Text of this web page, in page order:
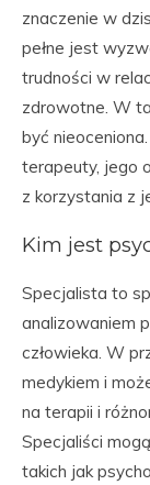
znaczenie w
pełne jest
trudności w
zdrowotne. W
być
terapeuty, jego
z korzystania z
Kim jest
Specjalista to
analizowaniem
człowieka. W
medykiem i
na terapii i
Specjaliści
takich jak